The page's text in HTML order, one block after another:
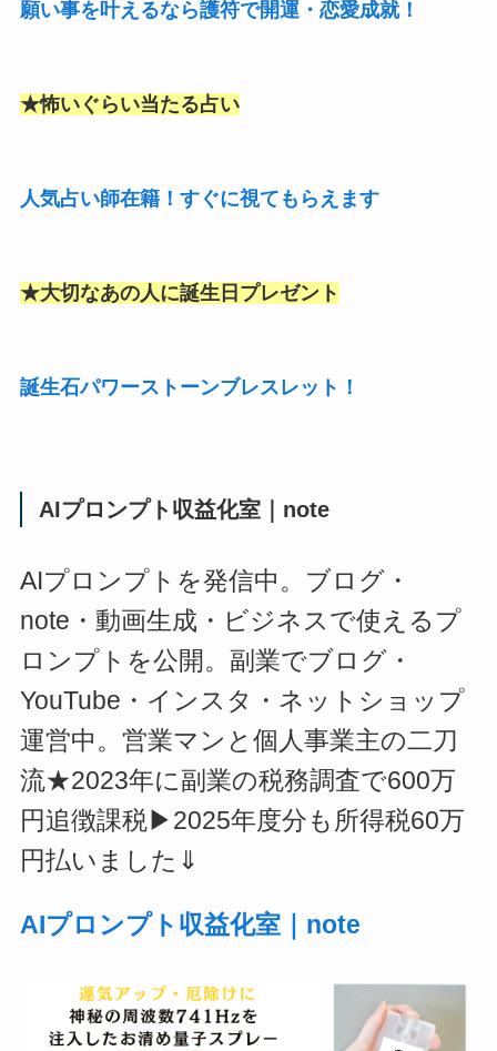
願い事を叶えるなら護符で開運・恋愛成就！
★怖いぐらい当たる占い
人気占い師在籍！すぐに視てもらえます
★大切なあの人に誕生日プレゼント
誕生石パワーストーンブレスレット！
AIプロンプト収益化室｜note
AIプロンプトを発信中。ブログ・
note・動画生成・ビジネスで使えるプ
ロンプトを公開。副業でブログ・
YouTube・インスタ・ネットショップ
運営中。営業マンと個人事業主の二刀
流★2023年に副業の税務調査で600万
円追徴課税▶2025年度分も所得税60万
円払いました⇓
AIプロンプト収益化室｜note